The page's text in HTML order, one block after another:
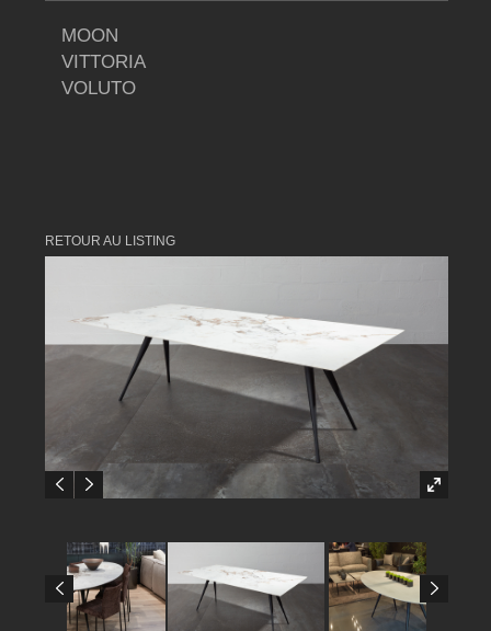
MOON
VITTORIA
VOLUTO
RETOUR AU LISTING